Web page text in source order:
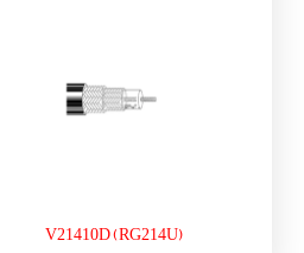
V21410D (RG214U)